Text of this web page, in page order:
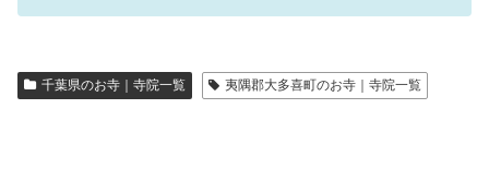
千葉県のお寺｜寺院一覧 夷隅郡大多喜町のお寺｜寺院一覧